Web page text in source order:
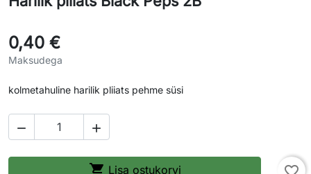
0,40 €
Maksudega
kolmetahuline harilik pliiats pehme süsi
 
 Lisa ostukorvi